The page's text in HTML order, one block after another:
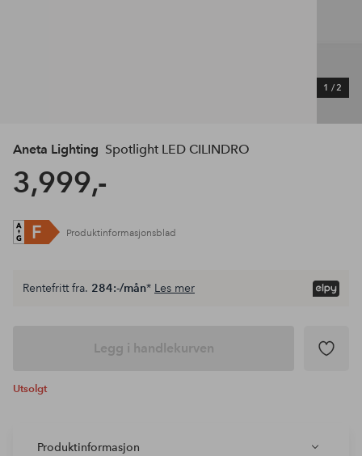
1 /2
Aneta Lighting Spotlight LED CILINDRO
3,999,-
Produktinformasjonsblad
Rentefritt fra. 284:-/mån* Les mer
Legg i handlekurven
Utsolgt
Produktinformasjon